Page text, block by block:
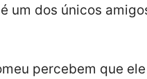
um dos únicos
percebem que